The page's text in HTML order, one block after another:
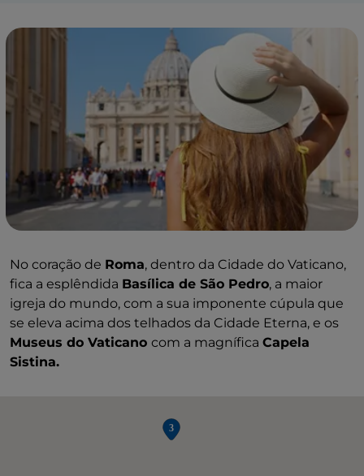
No coração de Roma, dentro da Cidade do Vaticano,
fica a esplêndida Basílica de São Pedro, a maior
igreja do mundo, com a sua imponente cúpula que
se eleva acima dos telhados da Cidade Eterna, e os
Museus do Vaticano com a magnífica Capela
Sistina.